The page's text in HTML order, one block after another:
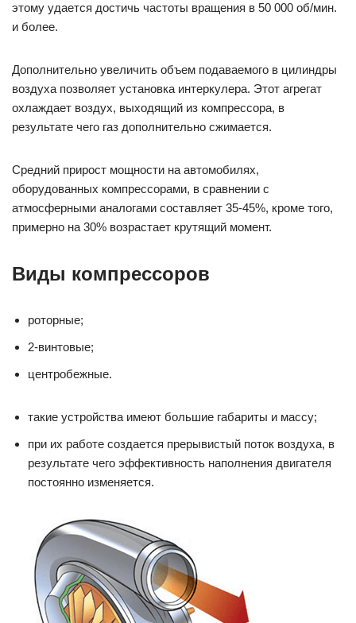
этому удается достичь частоты вращения в 50 000 об/мин.
и более.
Дополнительно увеличить объем подаваемого в цилиндры
воздуха позволяет установка интеркулера. Этот агрегат
охлаждает воздух, выходящий из компрессора, в
результате чего газ дополнительно сжимается.
Средний прирост мощности на автомобилях,
оборудованных компрессорами, в сравнении с
атмосферными аналогами составляет 35-45%, кроме того,
примерно на 30% возрастает крутящий момент.
Виды компрессоров
роторные;
2-винтовые;
центробежные.
такие устройства имеют большие габариты и массу;
при их работе создается прерывистый поток воздуха, в
результате чего эффективность наполнения двигателя
постоянно изменяется.